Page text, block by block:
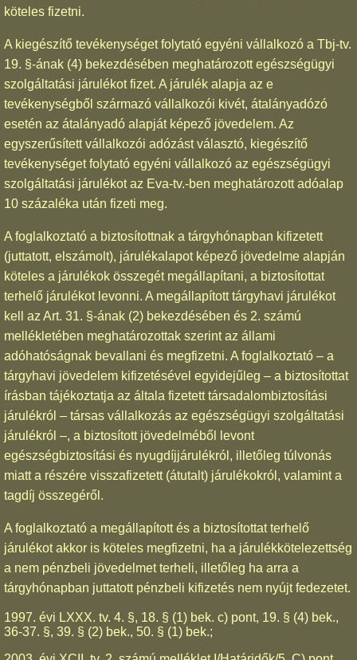
köteles fizetni.
A kiegészítő tevékenységet folytató egyéni vállalkozó a Tbj-tv.
19. §-ának (4) bekezdésében meghatározott egészségügyi
szolgáltatási járulékot fizet. A járulék alapja az e
tevékenységből származó vállalkozói kivét, átalányadózó
esetén az átalányadó alapját képező jövedelem. Az
egyszerűsített vállalkozói adózást választó, kiegészítő
tevékenységet folytató egyéni vállalkozó az egészségügyi
szolgáltatási járulékot az Eva-tv.-ben meghatározott adóalap
10 százaléka után fizeti meg.
A foglalkoztató a biztosítottnak a tárgyhónapban kifizetett
(juttatott, elszámolt), járulékalapot képező jövedelme alapján
köteles a járulékok összegét megállapítani, a biztosítottat
terhelő járulékot levonni. A megállapított tárgyhavi járulékot
kell az Art. 31. §-ának (2) bekezdésében és 2. számú
mellékletében meghatározottak szerint az állami
adóhatóságnak bevallani és megfizetni. A foglalkoztató – a
tárgyhavi jövedelem kifizetésével egyidejűleg – a biztosítottat
írásban tájékoztatja az általa fizetett társadalombiztosítási
járulékról – társas vállalkozás az egészségügyi szolgáltatási
járulékról –, a biztosított jövedelméből levont
egészségbiztosítási és nyugdíjjárulékról, illetőleg túlvonás
miatt a részére visszafizetett (átutalt) járulékokról, valamint a
tagdíj összegéről.
A foglalkoztató a megállapított és a biztosítottat terhelő
járulékot akkor is köteles megfizetni, ha a járulékkötelezettség
a nem pénzbeli jövedelmet terheli, illetőleg ha arra a
tárgyhónapban juttatott pénzbeli kifizetés nem nyújt fedezetet.
1997. évi LXXX. tv. 4. §, 18. § (1) bek. c) pont, 19. § (4) bek.,
36-37. §, 39. § (2) bek., 50. § (1) bek.;